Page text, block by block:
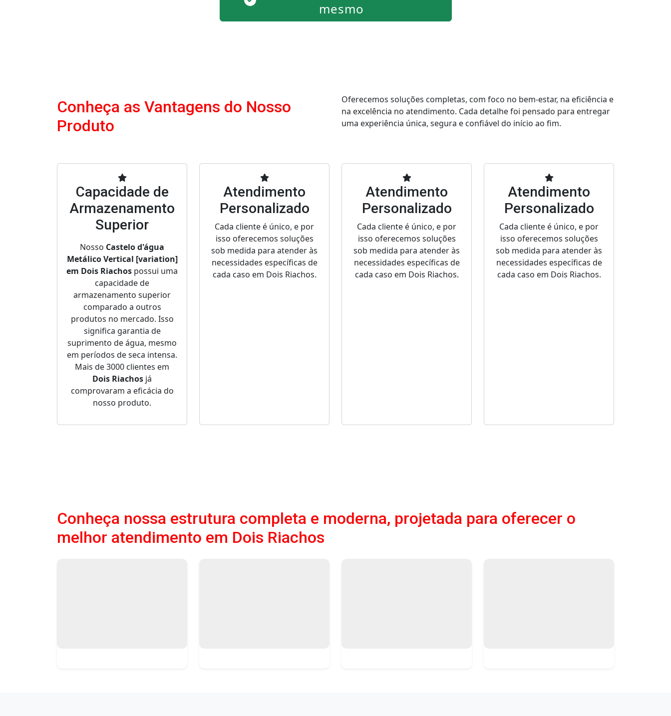
mesmo
Conheça as Vantagens do Nosso
Produto
Oferecemos soluções completas, com foco no bem-estar, na eficiência e
na excelência no atendimento. Cada detalhe foi pensado para entregar
uma experiência única, segura e confiável do início ao fim.
Capacidade de
Armazenamento
Superior
Nosso Castelo d'água
Metálico Vertical [variation]
em Dois Riachos possui uma
capacidade de
armazenamento superior
comparado a outros
produtos no mercado. Isso
significa garantia de
suprimento de água, mesmo
em períodos de seca intensa.
Mais de 3000 clientes em
Dois Riachos já
comprovaram a eficácia do
nosso produto.
Atendimento
Personalizado
Cada cliente é único, e por
isso oferecemos soluções
sob medida para atender às
necessidades específicas de
cada caso em Dois Riachos.
Atendimento
Personalizado
Cada cliente é único, e por
isso oferecemos soluções
sob medida para atender às
necessidades específicas de
cada caso em Dois Riachos.
Atendimento
Personalizado
Cada cliente é único, e por
isso oferecemos soluções
sob medida para atender às
necessidades específicas de
cada caso em Dois Riachos.
Conheça nossa estrutura completa e moderna, projetada para oferecer o
melhor atendimento em Dois Riachos